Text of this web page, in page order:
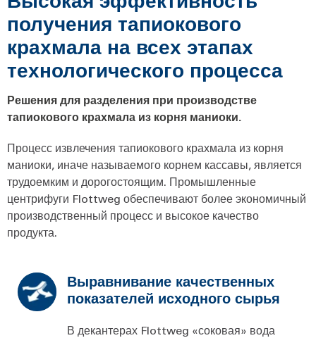
получения тапиокового
крахмала на всех этапах
технологического процесса
Решения для разделения при производстве
тапиокового крахмала из корня маниоки.
Процесс извлечения тапиокового крахмала из корня
маниоки, иначе называемого корнем кассавы, является
трудоемким и дорогостоящим. Промышленные
центрифуги Flottweg обеспечивают более экономичный
производственный процесс и высокое качество
продукта.
Выравнивание качественных
показателей исходного сырья
В декантерах Flottweg «соковая» вода